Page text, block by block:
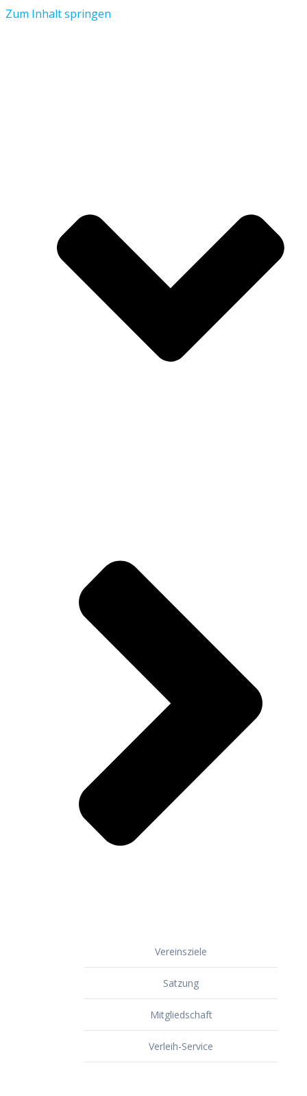
Zum Inhalt springen
Vereinsziele
Satzung
Mitgliedschaft
Verleih-Service